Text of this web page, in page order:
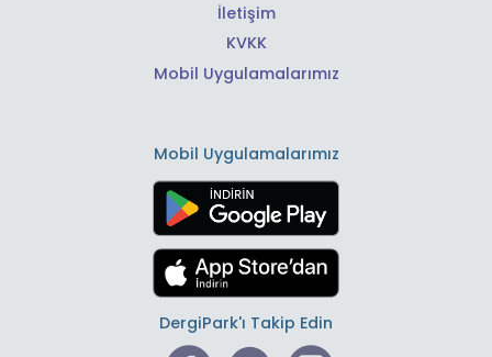
İletişim
KVKK
Mobil Uygulamalarımız
Mobil Uygulamalarımız
DergiPark'ı Takip Edin